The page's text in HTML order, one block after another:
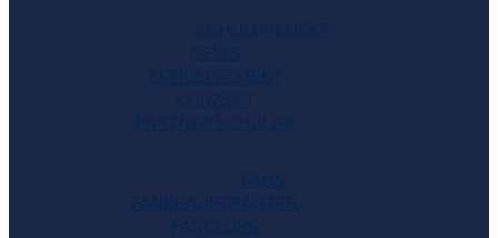
SCHULPROJEKT
NEWS
SCHULPROJEKT
KONZEPT
PARTNERSCHULEN
FANS
FANBEAUFTRAGTER
FANCLUBS